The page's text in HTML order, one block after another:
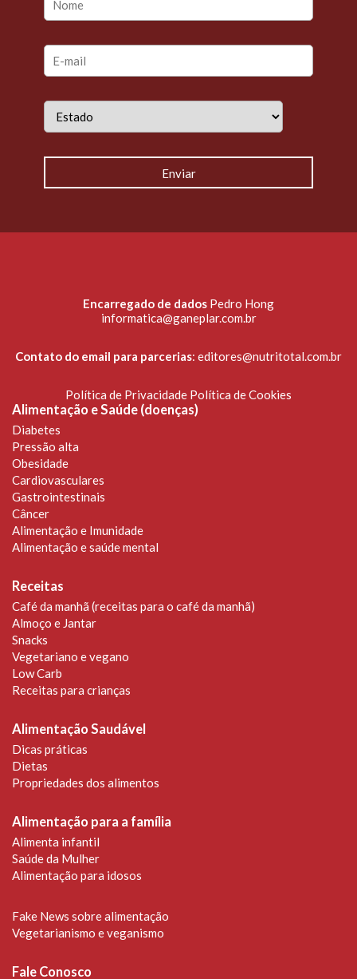
Encarregado de dados Pedro Hong
informatica@ganeplar.com.br
Contato do email para parcerias: editores@nutritotal.com.br
Política de Privacidade Política de Cookies
Alimentação e Saúde (doenças)
Diabetes
Pressão alta
Obesidade
Cardiovasculares
Gastrointestinais
Câncer
Alimentação e Imunidade
Alimentação e saúde mental
Receitas
Café da manhã (receitas para o café da manhã)
Almoço e Jantar
Snacks
Vegetariano e vegano
Low Carb
Receitas para crianças
Alimentação Saudável
Dicas práticas
Dietas
Propriedades dos alimentos
Alimentação para a família
Alimenta infantil
Saúde da Mulher
Alimentação para idosos
Fake News sobre alimentação
Vegetarianismo e veganismo
Fale Conosco